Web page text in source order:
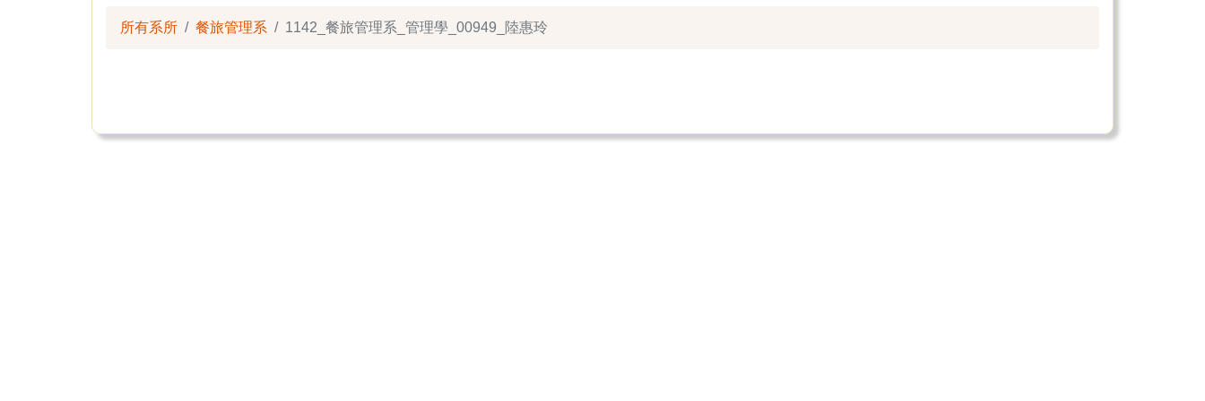
所有系所 餐旅管理系 1142_餐旅管理系_管理學_00949_陸惠玲